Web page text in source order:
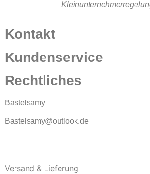
Kontakt
Kundenservice
Rechtliches
Bastelsamy
Bastelsamy@outlook.de
Versand & Lieferung